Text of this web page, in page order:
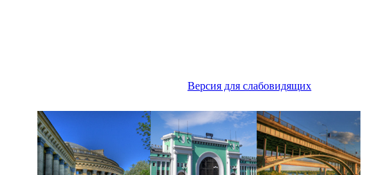
Версия для слабовидящих